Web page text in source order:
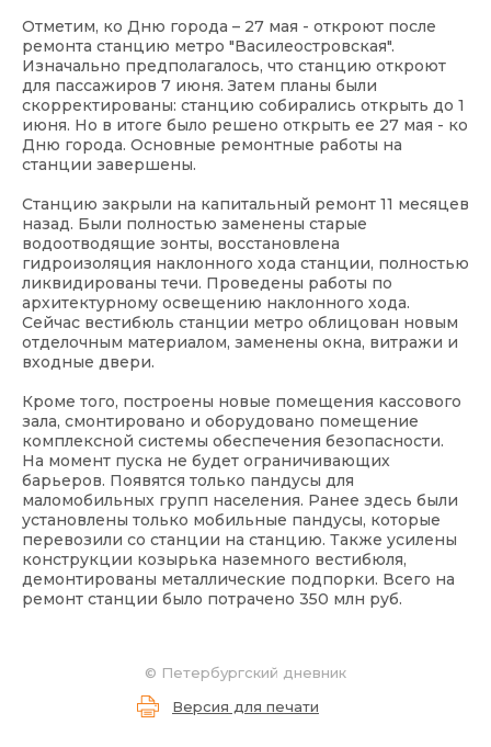
Отметим, ко Дню города – 27 мая - откроют после
ремонта станцию метро "Василеостровская".
Изначально предполагалось, что станцию откроют
для пассажиров 7 июня. Затем планы были
скорректированы: станцию собирались открыть до 1
июня. Но в итоге было решено открыть ее 27 мая - ко
Дню города. Основные ремонтные работы на
станции завершены.
Станцию закрыли на капитальный ремонт 11 месяцев
назад. Были полностью заменены старые
водоотводящие зонты, восстановлена
гидроизоляция наклонного хода станции, полностью
ликвидированы течи. Проведены работы по
архитектурному освещению наклонного хода.
Сейчас вестибюль станции метро облицован новым
отделочным материалом, заменены окна, витражи и
входные двери.
Кроме того, построены новые помещения кассового
зала, смонтировано и оборудовано помещение
комплексной системы обеспечения безопасности.
На момент пуска не будет ограничивающих
барьеров. Появятся только пандусы для
маломобильных групп населения. Ранее здесь были
установлены только мобильные пандусы, которые
перевозили со станции на станцию. Также усилены
конструкции козырька наземного вестибюля,
демонтированы металлические подпорки. Всего на
ремонт станции было потрачено 350 млн руб.
© Петербургский дневник
Версия для печати